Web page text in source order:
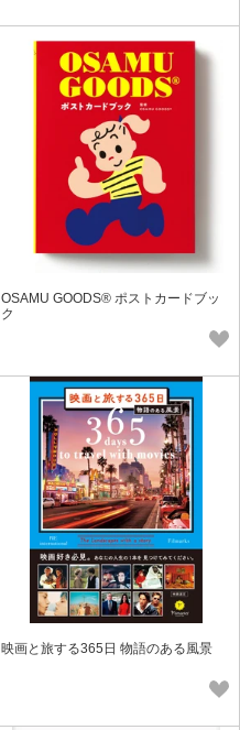
OSAMU GOODS® ポストカードブッ
ク
映画と旅する365日 物語のある風景